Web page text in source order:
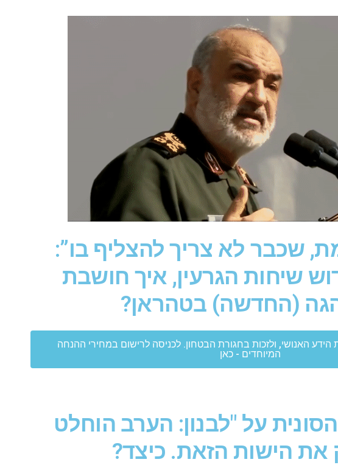
שכבר לא צריך להצליף בו”:
שיחות הגרעין, איך חושבת
(החדשה) בטהראן?
הידע האנושי, ולזכות בחגורת הבטחון. לכניסה לרישום במחירי ההנחה
המיוחדים - כאן
על "לבנון: הערב הוחלט
את הישות הזאת. כיצד?